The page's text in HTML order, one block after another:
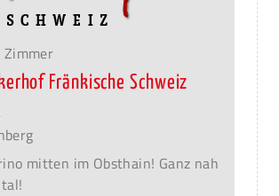
Zimmer
Fränkische Schweiz
mitten im Obsthain! Ganz nah